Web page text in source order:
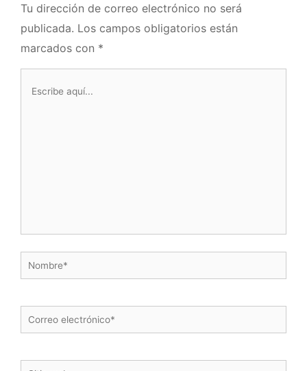
Tu dirección de correo electrónico no será
publicada. Los campos obligatorios están
marcados con *